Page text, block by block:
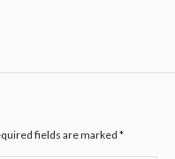
fields are marked *